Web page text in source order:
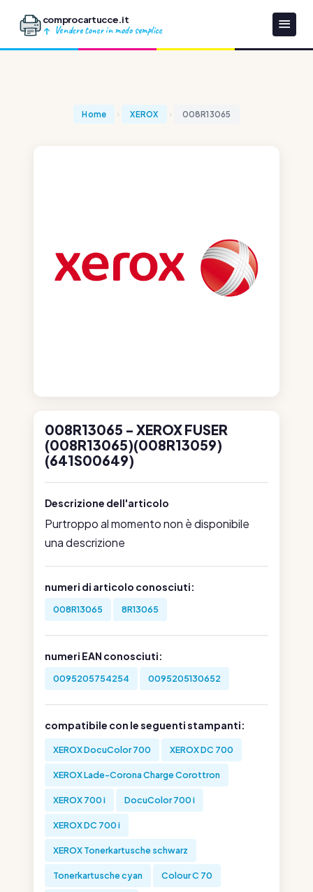
comprocartucce.it
Vendere toner in modo semplice
Home XEROX 008R13065
008R13065 - XEROX FUSER
(008R13065)(008R13059)
(641S00649)
Descrizione dell'articolo
Purtroppo al momento non è disponibile
una descrizione
numeri di articolo conosciuti:
008R13065 8R13065
numeri EAN conosciuti:
0095205754254 0095205130652
compatibile con le seguenti stampanti:
XEROX DocuColor 700 XEROX DC 700
XEROX Lade-Corona Charge Corottron
XEROX 700 i DocuColor 700 i
XEROX DC 700 i
XEROX Tonerkartusche schwarz
Tonerkartusche cyan Colour C 70